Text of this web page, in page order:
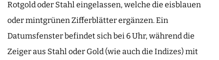
Rotgold oder Stahl eingelassen, welche die eisblauen
oder mintgrünen Zifferblätter ergänzen. Ein
Datumsfenster befindet sich bei 6 Uhr, während die
Zeiger aus Stahl oder Gold (wie auch die Indizes) mit